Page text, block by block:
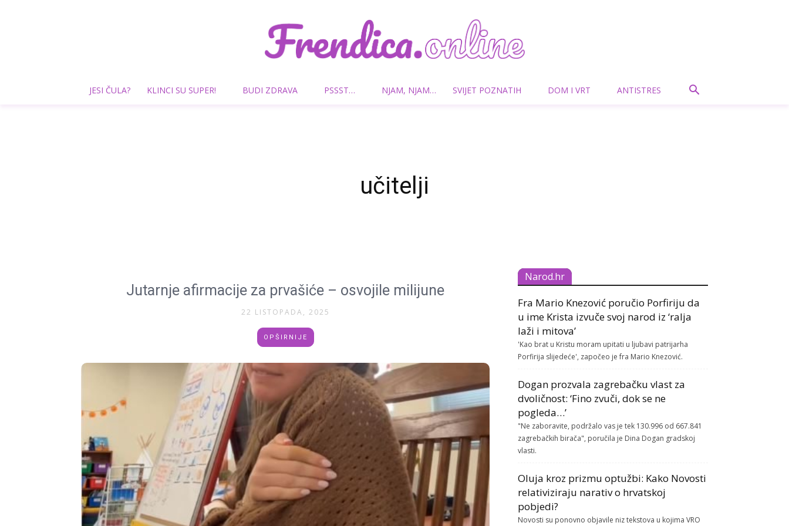
Frendica.online
JESI ČULA? KLINCI SU SUPER! BUDI ZDRAVA PSSST… NJAM, NJAM… SVIJET POZNATIH DOM I VRT ANTISTRES
učitelji
Jutarnje afirmacije za prvašiće – osvojile milijune
22 LISTOPADA, 2025
OPŠIRNIJE
Narod.hr
Fra Mario Knezović poručio Porfiriju da
u ime Krista izvuče svoj narod iz ‘ralja
laži i mitova’
'Kao brat u Kristu moram upitati u ljubavi patrijarha
Porfirija slijedeće', započeo je fra Mario Knezović.
Dogan prozvala zagrebačku vlast za
dvoličnost: ‘Fino zvuči, dok se ne
pogleda…’
"Ne zaboravite, podržalo vas je tek 130.996 od 667.841
zagrebačkih birača", poručila je Dina Dogan gradskoj
vlasti.
Oluja kroz prizmu optužbi: Kako Novosti
relativiziraju narativ o hrvatskoj
pobjedi?
Novosti su ponovno objavile niz tekstova u kojima VRO